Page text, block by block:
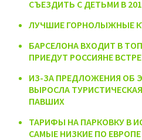
СЪЕЗДИТЬ С ДЕТЬМИ В
ЛУЧШИЕ ГОРНОЛЫЖНЫЕ
БАРСЕЛОНА ВХОДИТ В
ПРИЕДУТ РОССИЯНЕ
ИЗ-ЗА ПРЕДЛОЖЕНИЯ ОБ
ВЫРОСЛА
ПАВШИХ
ТАРИФЫ НА ПАРКОВКУ В
САМЫЕ НИЗКИЕ ПО ЕВРОПЕ